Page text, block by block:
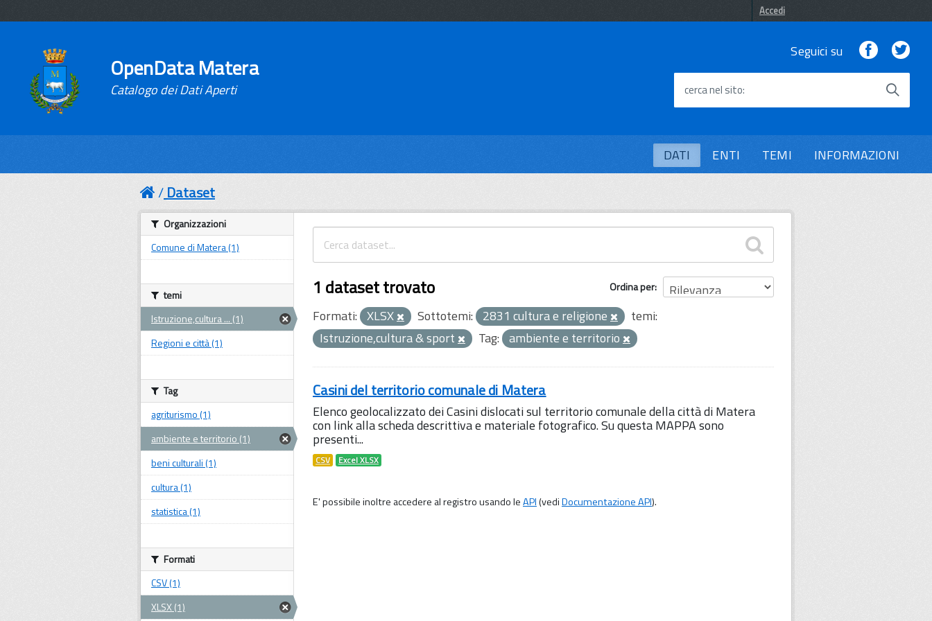
Accedi
OpenData Matera
Catalogo dei Dati Aperti
Seguici su Facebook
cerca nel sito
DATI ENTI TEMI INFORMAZIONI
Dataset
Ordina per
1 dataset trovato
Formati: XLSX Sottotemi: 2831 cultura e religione
temi:
Istruzione,cultura & sport
Tag: ambiente e territorio
Casini del territorio comunale di Matera
Elenco geolocalizzato dei Casini dislocati sul territorio comunale della città di Matera
con link alla scheda descrittiva e materiale fotografico. Su questa MAPPA sono
presenti...
CSV Excel XLSX
E' possibile inoltre accedere al registro usando leAPI(vediDocumentazione API).
Organizzazioni
Comune di Matera (1)
temi
Istruzione,cultura ... (1)
Regioni e città (1)
Tag
agriturismo (1)
ambiente e territorio (1)
beni culturali (1)
cultura (1)
statistica (1)
Formati
CSV (1)
XLSX (1)